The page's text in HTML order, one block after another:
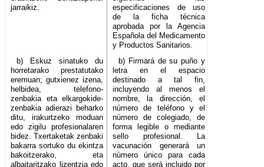
jarraikiz.
especificaciones de uso
de la ficha técnica
aprobada por la Agencia
Española del Medicamento
y Productos Sanitarios.
b) Eskuz sinatuko du
horretarako prestatutako
eremuan; gutxienez izena,
helbidea, telefono-
zenbakia eta elkargokide-
zenbakia adierazi beharko
ditu, irakurtzeko moduan
edo zigilu profesionalaren
bidez. Txertaketak zenbaki
bakarra sortuko du ekintza
bakoitzerako, eta
albaitaritzako lizentzia edo
b) Firmará de su puño y
letra en el espacio
destinado a tal fin,
incluyendo al menos el
nombre, la dirección, el
número de teléfono y el
número de colegiado, de
forma legible o mediante
sello profesional. La
vacunación generará un
número único para cada
acto, que será incluido por